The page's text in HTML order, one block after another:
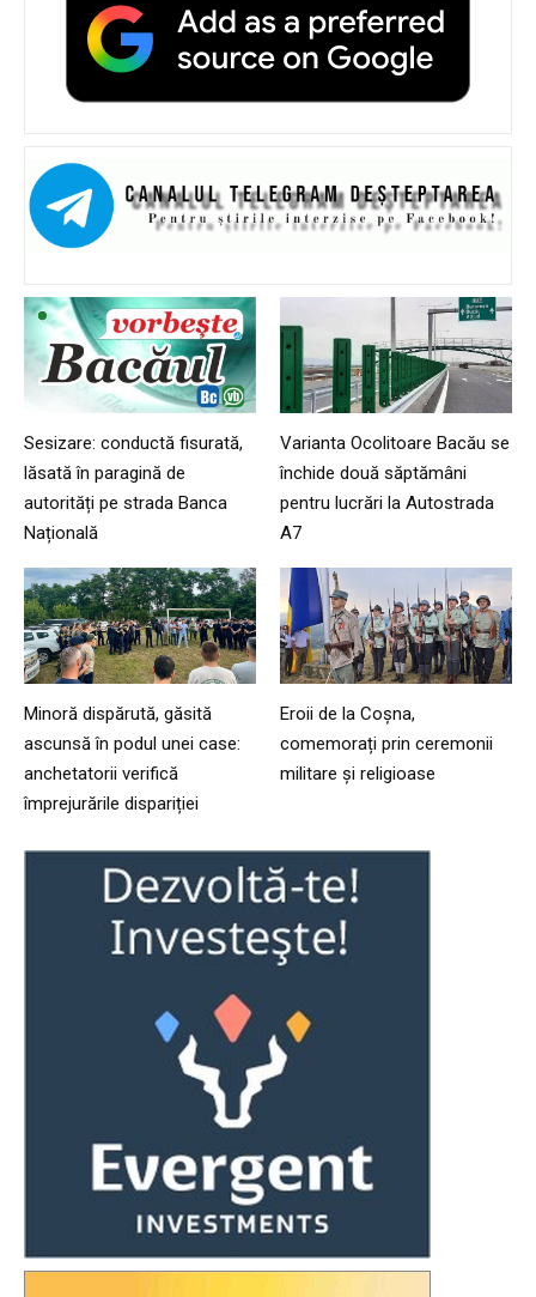
Sesizare: conductă fisurată,
lăsată în paragină de
autorități pe strada Banca
Națională
Varianta Ocolitoare Bacău se
închide două săptămâni
pentru lucrări la Autostrada
A7
Minoră dispărută, găsită
ascunsă în podul unei case:
anchetatorii verifică
împrejurările dispariției
Eroii de la Coșna,
comemorați prin ceremonii
militare și religioase